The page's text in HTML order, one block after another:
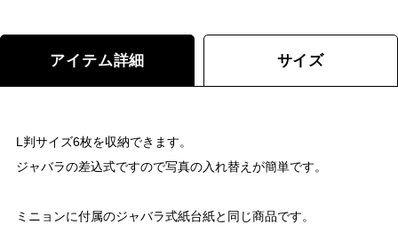
アイテム詳細 サイズ
L判サイズ6枚を収納できます。
ジャバラの差込式ですので写真の入れ替えが簡単です。
ミニョンに付属のジャバラ式紙台紙と同じ商品です。